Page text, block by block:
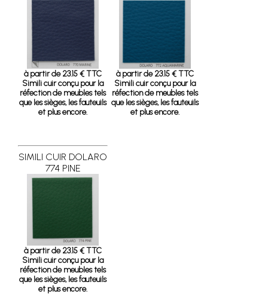
à partir de 23.15 € TTC
Simili cuir conçu pour la
réfection de meubles tels
que les sièges, les fauteuils
et plus encore.
à partir de 23.15 € TTC
Simili cuir conçu pour la
réfection de meubles tels
que les sièges, les fauteuils
et plus encore.
SIMILI CUIR DOLARO
774 PINE
à partir de 23.15 € TTC
Simili cuir conçu pour la
réfection de meubles tels
que les sièges, les fauteuils
et plus encore.